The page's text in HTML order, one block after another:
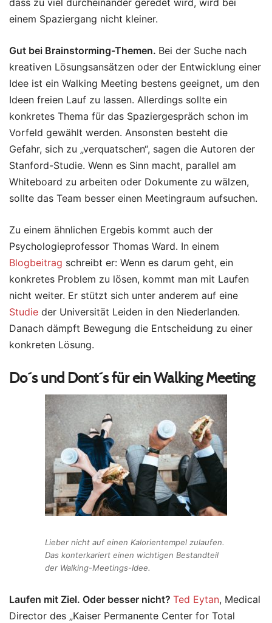
dass zu viel durcheinander geredet wird, wird bei
einem Spaziergang nicht kleiner.
Gut bei Brainstorming-Themen. Bei der Suche nach
kreativen Lösungsansätzen oder der Entwicklung einer
Idee ist ein Walking Meeting bestens geeignet, um den
Ideen freien Lauf zu lassen. Allerdings sollte ein
konkretes Thema für das Spaziergespräch schon im
Vorfeld gewählt werden. Ansonsten besteht die
Gefahr, sich zu „verquatschen“, sagen die Autoren der
Stanford-Studie. Wenn es Sinn macht, parallel am
Whiteboard zu arbeiten oder Dokumente zu wälzen,
sollte das Team besser einen Meetingraum aufsuchen.
Zu einem ähnlichen Ergebis kommt auch der
Psychologieprofessor Thomas Ward. In einem
Blogbeitrag schreibt er: Wenn es darum geht, ein
konkretes Problem zu lösen, kommt man mit Laufen
nicht weiter. Er stützt sich unter anderem auf eine
Studie der Universität Leiden in den Niederlanden.
Danach dämpft Bewegung die Entscheidung zu einer
konkreten Lösung.
Do´s und Dont´s für ein Walking Meeting
Lieber nicht auf einen Kalorientempel zulaufen.
Das konterkariert einen wichtigen Bestandteil
der Walking-Meetings-Idee.
Laufen mit Ziel. Oder besser nicht? Ted Eytan, Medical
Director des „Kaiser Permanente Center for Total